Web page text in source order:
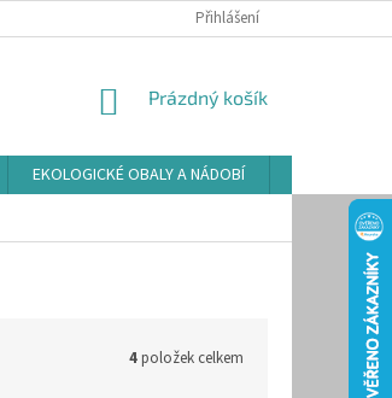
ZÁSADY POUŽÍVÁNÍ SOUBORŮ COOKIES
Přihlášení
NÁKUPNÍ
Prázdný košík
EKOLOGICKÉ OBALY A NÁDOBÍ
4položek celkem